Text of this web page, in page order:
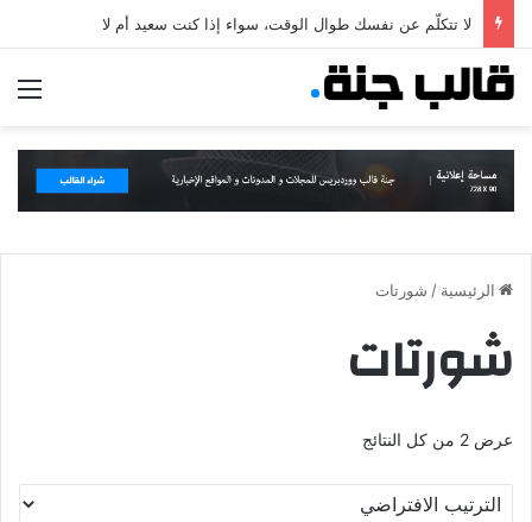
لا تتكلّم عن نفسك طوال الوقت، سواء إذا كنت سعيد أم لا
الرئيسية / شورتات
شورتات
عرض ⁦2⁩ من كل النتائج